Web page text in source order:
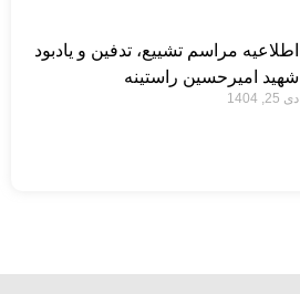
اطلاعیه مراسم تشییع، تدفین و یادبود
شهید امیرحسین راستینه
دی 25, 1404